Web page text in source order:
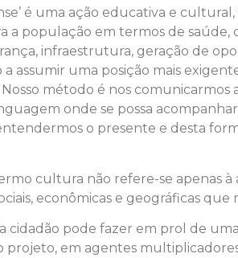
é uma ação educativa e
população em termos de
infraestrutura, geração de
uma posição mais
método é nos comunicarmos
onde se possa
o presente e desta
cultura não refere-se apenas à
econômicas e geográficas que
pode fazer em prol de
projeto, em agentes